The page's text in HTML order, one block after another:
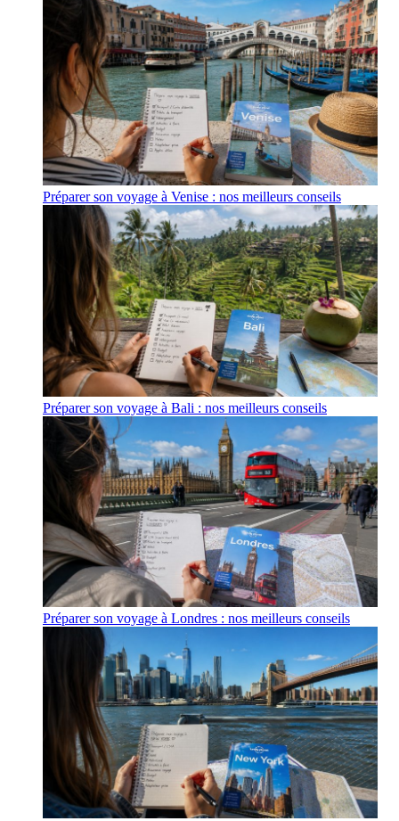
Préparer son voyage à Venise : nos meilleurs conseils
Préparer son voyage à Bali : nos meilleurs conseils
Préparer son voyage à Londres : nos meilleurs conseils